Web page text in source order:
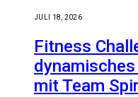
JULI 18, 2026
Fitness
mit Team